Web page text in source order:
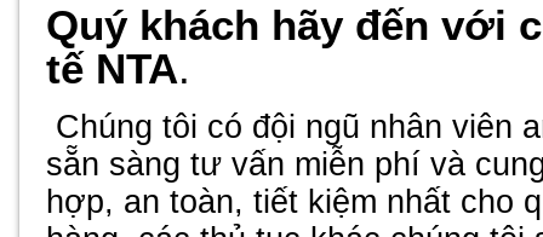
Quý khách hãy đến với
tế NTA.
Chúng tôi có đội ngũ nhân viên
sẵn sàng tư vấn miễn phí và
hợp, an toàn, tiết kiệm nhất cho